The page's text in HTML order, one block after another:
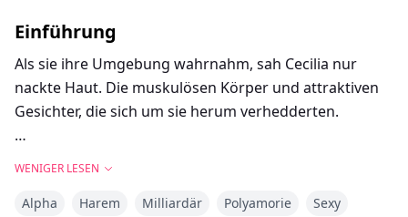
Einführung
Als sie ihre Umgebung wahrnahm, sah Cecilia nur
nackte Haut. Die muskulösen Körper und attraktiven
Gesichter, die sich um sie herum verhedderten.
Einer spielte mit ihren Haaren zwischen seinen
WENIGER LESEN
Alpha Harem Milliardär Polyamorie
Sexy